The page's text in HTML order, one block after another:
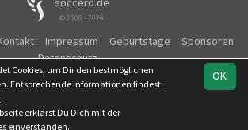
Kreisklasse /
Spielplan
© 2006 - 2026
Impressum Geburtstage
Sponsoren
Datenschutz
OK
Cookies, um Dir den bestmöglichen
Entsprechende Informationen findest
.
erklärst Du Dich mit der
einverstanden.